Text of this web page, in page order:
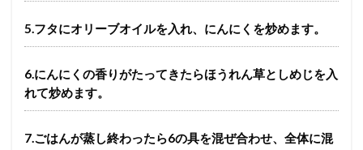
5.フタにオリーブオイルを入れ、にんにくを炒めます。
6.にんにくの香りがたってきたらほうれん草としめじを入
れて炒めます。
7.ごはんが蒸し終わったら6の具を混ぜ合わせ、全体に混